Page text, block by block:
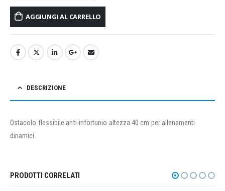
AGGIUNGI AL CARRELLO
DESCRIZIONE
Ostacolo flessibile anti-infortunio altezza 40 cm per allenamenti
dinamici.
PRODOTTI CORRELATI